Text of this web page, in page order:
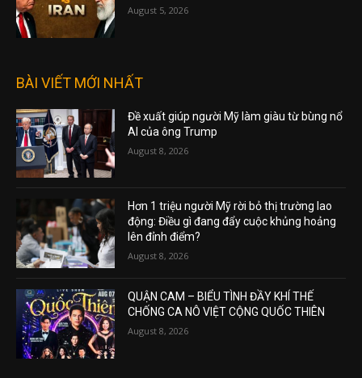
August 5, 2026
BÀI VIẾT MỚI NHẤT
Đề xuất giúp người Mỹ làm giàu từ bùng nổ
AI của ông Trump
August 8, 2026
Hơn 1 triệu người Mỹ rời bỏ thị trường lao
động: Điều gì đang đẩy cuộc khủng hoảng
lên đỉnh điểm?
August 8, 2026
QUẬN CAM – BIỂU TÌNH ĐẦY KHÍ THẾ
CHỐNG CA NÔ VIỆT CỘNG QUỐC THIÊN
August 8, 2026